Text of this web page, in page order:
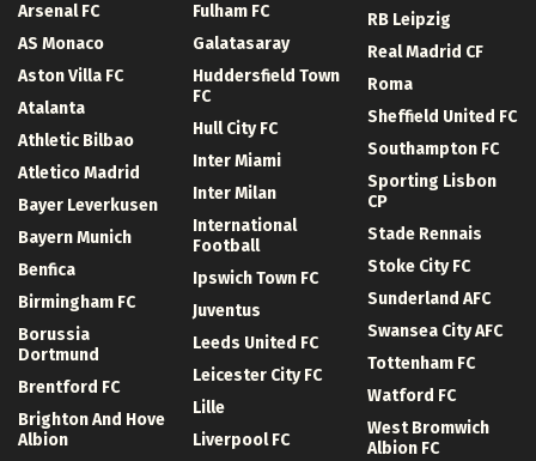
Arsenal FC
AS Monaco
Aston Villa FC
Atalanta
Athletic Bilbao
Atletico Madrid
Bayer Leverkusen
Bayern Munich
Benfica
Birmingham FC
Borussia
Dortmund
Brentford FC
Brighton And Hove
Albion
Fulham FC
Galatasaray
Huddersfield Town
FC
Hull City FC
Inter Miami
Inter Milan
International
Football
Ipswich Town FC
Juventus
Leeds United FC
Leicester City FC
Lille
Liverpool FC
RB Leipzig
Real Madrid CF
Roma
Sheffield United FC
Southampton FC
Sporting Lisbon
CP
Stade Rennais
Stoke City FC
Sunderland AFC
Swansea City AFC
Tottenham FC
Watford FC
West Bromwich
Albion FC